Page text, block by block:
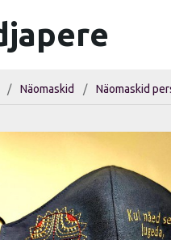
/ Näomaskid / Näomaskid